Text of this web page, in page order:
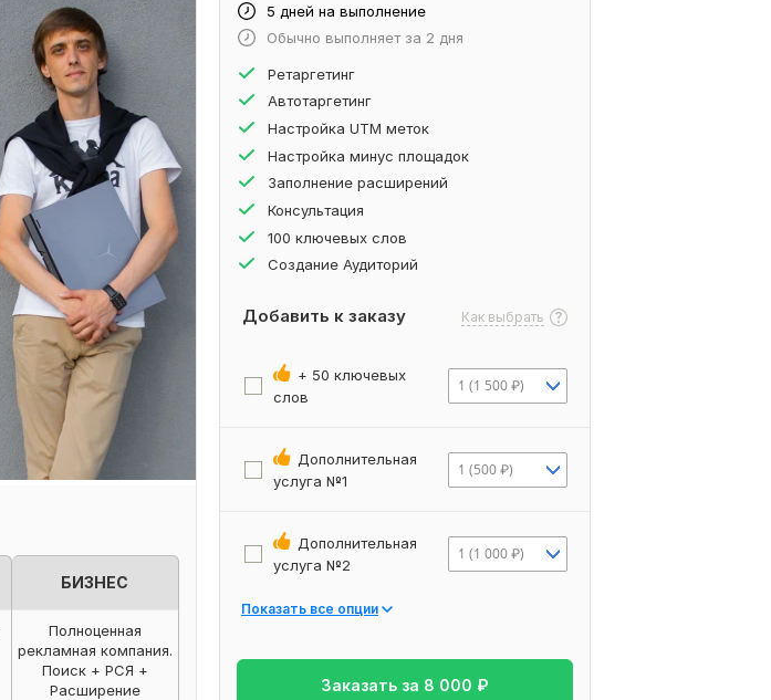
БИЗНЕС
Полноценная
рекламная компания.
Поиск + РСЯ +
Расширение
5 дней на выполнение
Обычно выполняет за 2 дня
Ретаргетинг
Автотаргетинг
Настройка UTM меток
Настройка минус площадок
Заполнение расширений
Консультация
100 ключевых слов
Создание Аудиторий
Добавить к заказу Как выбрать
+ 50 ключевых
слов
1 (1 500 ₽)
Дополнительная
услуга №1
1 (500 ₽)
Дополнительная
услуга №2
1 (1 000 ₽)
Показать все опции
Заказать за 8 000 ₽